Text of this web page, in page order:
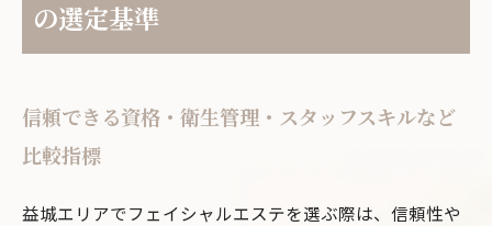
の選定基準
信頼できる資格・衛生管理・スタッフスキルなど
比較指標
益城エリアでフェイシャルエステを選ぶ際は、信頼性や